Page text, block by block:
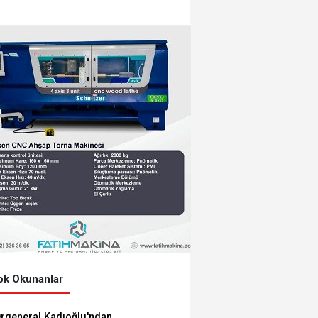
BAŞVURULAR 3
AĞUSTOS'TA
Okunanlar